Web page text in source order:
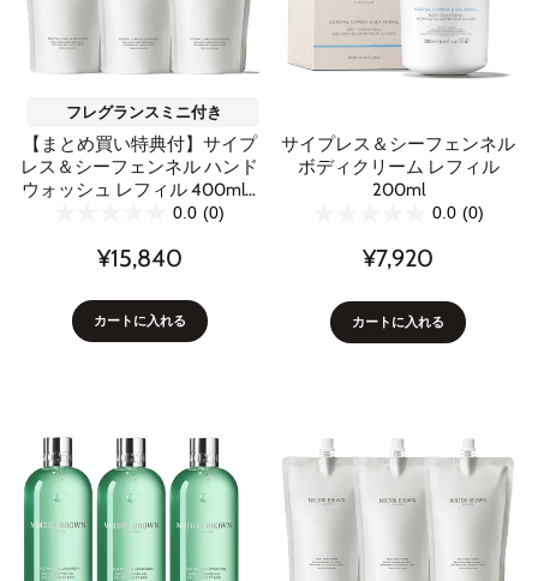
フレグランスミニ付き
【まとめ買い特典付】サイプ
レス＆シーフェンネル ハンド
ウォッシュ レフィル 400ml 3
本セット0.0 (0)
¥15,840
カートに入れる
サイプレス＆シーフェンネル
ボディクリーム レフィル
200ml
0.0 (0)
¥7,920
カートに入れる